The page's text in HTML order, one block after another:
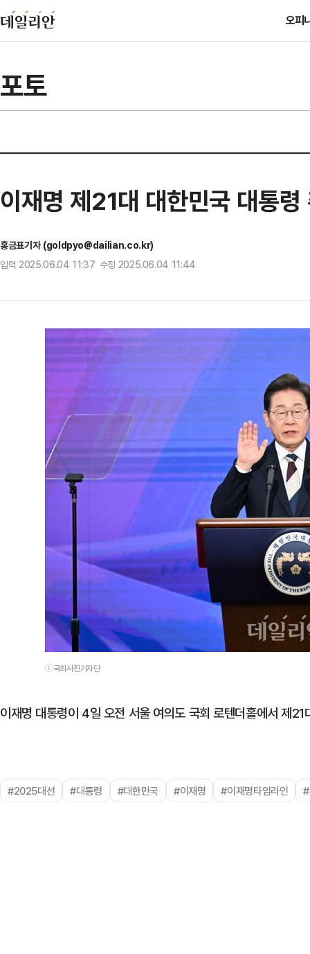
오피
포토
이재명 제21대 대한민국 대통령
홍금표기자 (goldpyo@dailian.co.kr)
입력 2025.06.04 11:37 수정 2025.06.04 11:44
ⓒ국회사진기자단
이재명 대통령이 4일 오전 서울 여의도 국회 로텐더홀에서 제
#2025대선 #대통령 #대한민국 #이재명 #이재명타임라인